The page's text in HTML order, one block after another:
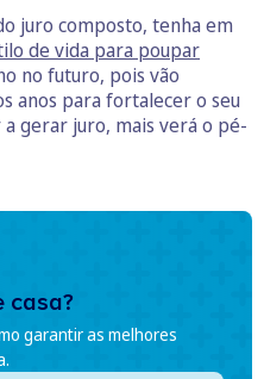
juro composto, tenha em
de vida para poupar
no futuro, pois vão
anos para fortalecer o seu
gerar juro, mais verá o pé-
casa?
garantir as melhores